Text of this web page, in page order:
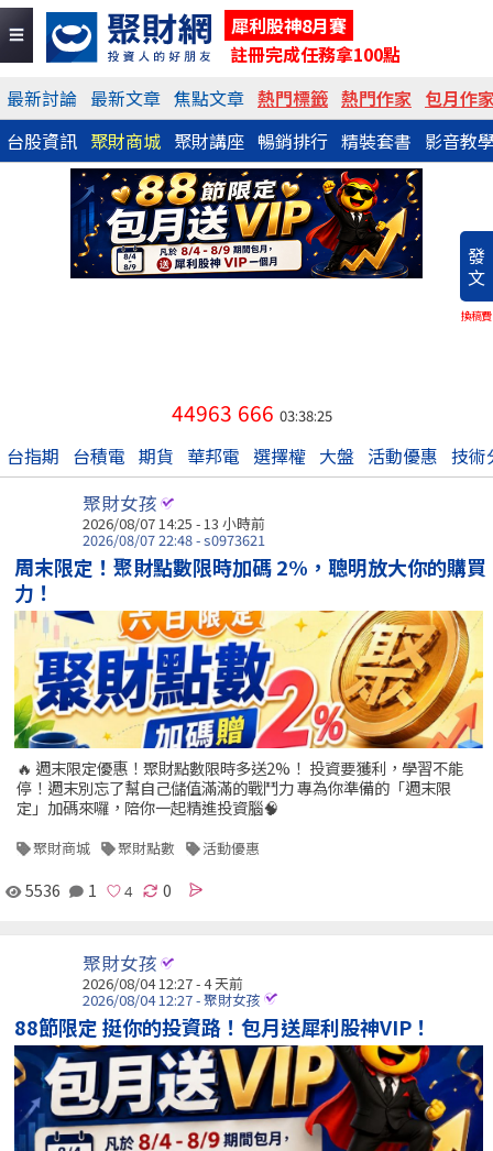
犀利股神8月賽
註冊完成任務拿100點
最新討論 最新文章 焦點文章 熱門標籤 熱門作家 包月作
台股資訊 聚財商城 聚財講座 暢銷排行 精裝套書 影音教
發
文
換稿費
44963 666 03:38:25
台指期 台積電 期貨 華邦電 選擇權 大盤 活動優惠 技術
聚財女孩
2026/08/07 14:25 -13 小時前
2026/08/07 22:48 - s0973621
周末限定！聚財點數限時加碼 2%，聰明放大你的購買
力！
🔥 週末限定優惠！聚財點數限時多送2%！ 投資要獲利，學習不能
停！週末別忘了幫自己儲值滿滿的戰鬥力 專為你準備的「週末限
定」加碼來囉，陪你一起精進投資腦🧠
聚財商城 聚財點數 活動優惠
5536 1 0
聚財女孩
2026/08/04 12:27 - 4 天前
2026/08/04 12:27 - 聚財女孩
88節限定 挺你的投資路！包月送犀利股神VIP！